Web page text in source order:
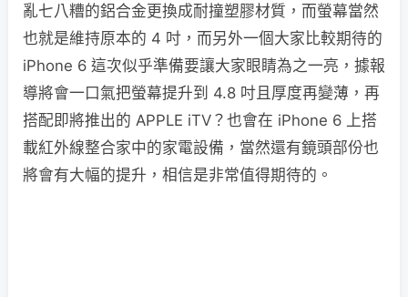
亂七八糟的鋁合金更換成耐撞塑膠材質，而螢幕當然
也就是維持原本的 4 吋，而另外一個大家比較期待的
iPhone 6 這次似乎準備要讓大家眼睛為之一亮，據報
導將會一口氣把螢幕提升到 4.8 吋且厚度再變薄，再
搭配即將推出的 APPLE iTV？也會在 iPhone 6 上搭
載紅外線整合家中的家電設備，當然還有鏡頭部份也
將會有大幅的提升，相信是非常值得期待的。